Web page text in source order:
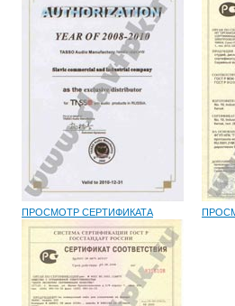
ПРОСМОТР СЕРТИФИКАТА